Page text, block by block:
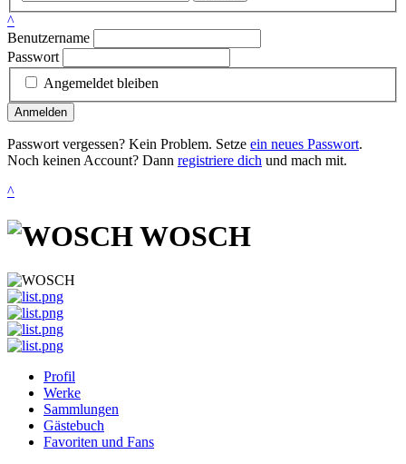
^
Benutzername
Passwort
Angemeldet bleiben
Anmelden
Passwort vergessen? Kein Problem. Setze ein neues Passwort.
Noch keinen Account? Dann registriere dich und mach mit.
^
WOSCH
Profil
Werke
Sammlungen
Gästebuch
Favoriten und Fans